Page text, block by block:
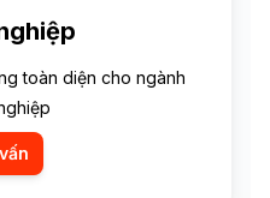
toàn diện cho ngành